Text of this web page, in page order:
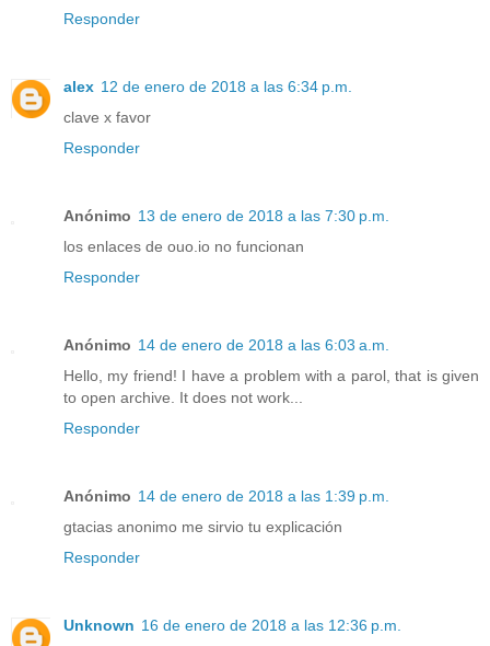
Responder
alex 12 de enero de 2018 a las 6:34 p.m.
clave x favor
Responder
Anónimo 13 de enero de 2018 a las 7:30 p.m.
los enlaces de ouo.io no funcionan
Responder
Anónimo 14 de enero de 2018 a las 6:03 a.m.
Hello, my friend! I have a problem with a parol, that is given
to open archive. It does not work...
Responder
Anónimo 14 de enero de 2018 a las 1:39 p.m.
gtacias anonimo me sirvio tu explicación
Responder
Unknown 16 de enero de 2018 a las 12:36 p.m.